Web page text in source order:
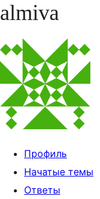
Перейти
содержимому
almiva
Профиль
Начатые темы
Ответы